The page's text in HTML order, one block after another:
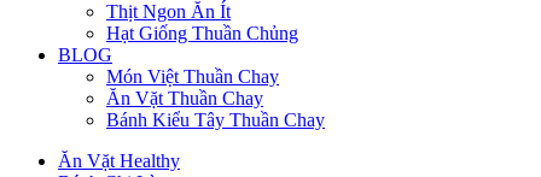
Thịt Ngon Ăn Ít
Hạt Giống Thuần Chủng
BLOG
Món Việt Thuần Chay
Ăn Vặt Thuần Chay
Bánh Kiểu Tây Thuần Chay
Ăn Vặt Healthy